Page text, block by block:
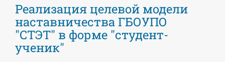
Реализация целевой модели
наставничества ГБОУПО
"СТЭТ" в форме "студент-
ученик"